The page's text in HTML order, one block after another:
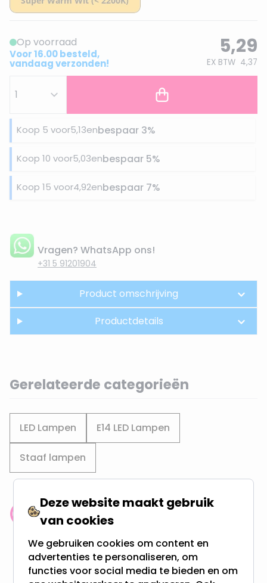
Op voorraad
Voor 16.00 besteld,
vandaag verzonden!
5,29
EX BTW 4,37
Koop 5 voor5,13enbespaar 3%
Koop 10 voor5,03enbespaar 5%
Koop 15 voor4,92enbespaar 7%
Vragen? WhatsApp ons!
+31 5 91201904
Product omschrijving
Productdetails
Gerelateerde categorieën
LED Lampen E14 LED Lampen
Staaf lampen
Klantenbeoordeling: 9.4/10
Gratis verzending + snel geleverd
Vanaf EUR100,- naar NL & BE
Deze website maakt gebruik
van cookies
We gebruiken cookies om content en
advertenties te personaliseren, om
functies voor social media te bieden en om